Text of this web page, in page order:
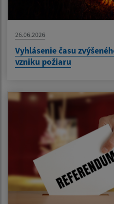
26.06.2026
Vyhlásenie času
vzniku požiaru